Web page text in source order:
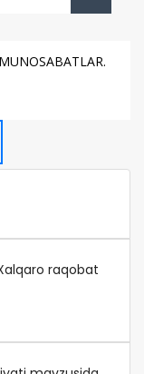
raqobat